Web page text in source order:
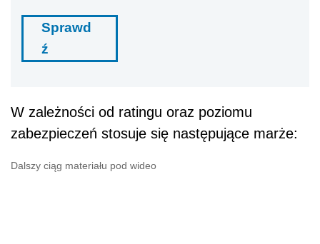
Sprawd
ź
W zależności od ratingu oraz poziomu
zabezpieczeń stosuje się następujące marże:
Dalszy ciąg materiału pod wideo